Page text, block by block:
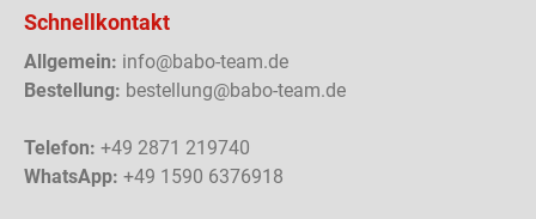
Schnellkontakt
Allgemein: info@babo-team.de
Bestellung: bestellung@babo-team.de
Telefon: +49 2871 219740
WhatsApp: +49 1590 6376918